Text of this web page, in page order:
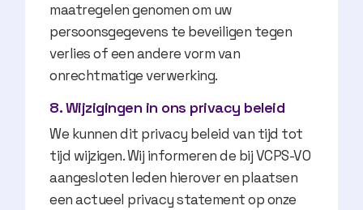
maatregelen genomen om uw
persoonsgegevens te beveiligen tegen
verlies of een andere vorm van
onrechtmatige verwerking.
8. Wijzigingen in ons privacy beleid
We kunnen dit privacy beleid van tijd tot
tijd wijzigen. Wij informeren de bij VCPS-VO
aangesloten leden hierover en plaatsen
een actueel privacy statement op onze